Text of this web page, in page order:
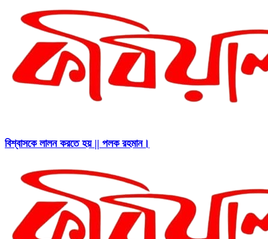
বিশ্বাসকে লালন করতে হয় || পলক রহমান।